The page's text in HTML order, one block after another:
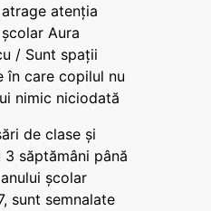
atenția
Aura
/ Sunt spații
în care copilul nu
nimic niciodată
de clase și
săptămâni până
școlar
sunt semnalate